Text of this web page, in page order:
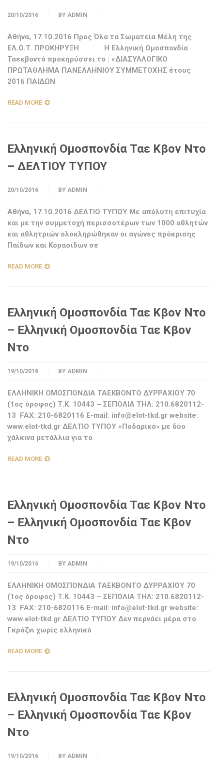
20/10/2016 BY ADMIN
Αθήνα, 17.10.2016 Προς Όλα τα Σωματεία Μέλη της
ΕΛ.Ο.Τ. ΠΡΟΚΗΡΥΞΗ Η Ελληνική Ομοσπονδία
Ταεκβοντό προκηρύσσει το : «ΔΙΑΣΥΛΛΟΓΙΚΟ
ΠΡΩΤΑΘΛΗΜΑ ΠΑΝΕΛΛΗΝΙΟΥ ΣΥΜΜΕΤΟΧΗΣ έτους
2016 ΠΑΙΔΩΝ
READ MORE
Ελληνική Ομοσπονδία Ταε Κβον Ντο
– ΔΕΛΤΙΟΥ ΤΥΠΟΥ
20/10/2016 BY ADMIN
Αθήνα, 17.10.2016 ΔΕΛΤΙΟ ΤΥΠΟΥ Με απόλυτη επιτυχία
και με την συμμετοχή περισσοτέρων των 1000 αθλητών
και αθλητριών ολοκληρώθηκαν οι αγώνες πρόκρισης
Παίδων και Κορασίδων σε
READ MORE
Ελληνική Ομοσπονδία Ταε Κβον Ντο
– Ελληνική Ομοσπονδία Ταε Κβον
Ντο
19/10/2016 BY ADMIN
ΕΛΛΗΝΙΚΗ ΟΜΟΣΠΟΝΔΙΑ ΤΑΕΚΒΟΝΤΟ ΔΥΡΡΑΧΙΟΥ 70
(1ος όροφος) Τ.Κ. 10443 – ΣΕΠΟΛΙΑ ΤΗΛ: 210.6820112-
13 FAX: 210-6820116 E-mail: info@elot-tkd.gr website:
www.elot-tkd.gr ΔΕΛΤΙΟ ΤΥΠΟΥ «Ποδαρικό» με δύο
χάλκινα μετάλλια για το
READ MORE
Ελληνική Ομοσπονδία Ταε Κβον Ντο
– Ελληνική Ομοσπονδία Ταε Κβον
Ντο
19/10/2016 BY ADMIN
ΕΛΛΗΝΙΚΗ ΟΜΟΣΠΟΝΔΙΑ ΤΑΕΚΒΟΝΤΟ ΔΥΡΡΑΧΙΟΥ 70
(1ος όροφος) Τ.Κ. 10443 – ΣΕΠΟΛΙΑ ΤΗΛ: 210.6820112-
13 FAX: 210-6820116 E-mail: info@elot-tkd.gr website:
www.elot-tkd.gr ΔΕΛΤΙΟ ΤΥΠΟΥ Δεν περνάει μέρα στο
Γκρόζνι χωρίς ελληνικό
READ MORE
Ελληνική Ομοσπονδία Ταε Κβον Ντο
– Ελληνική Ομοσπονδία Ταε Κβον
Ντο
19/10/2016 BY ADMIN